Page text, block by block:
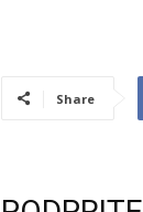
Share